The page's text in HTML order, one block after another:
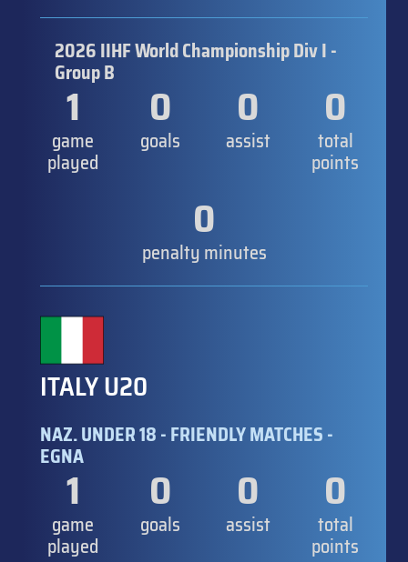
2026 IIHF World Championship Div I -
Group B
1
game
played
0
goals
0
assist
0
total
points
0
penalty minutes
ITALY U20
NAZ. UNDER 18 - FRIENDLY MATCHES -
EGNA
1
game
played
0
goals
0
assist
0
total
points